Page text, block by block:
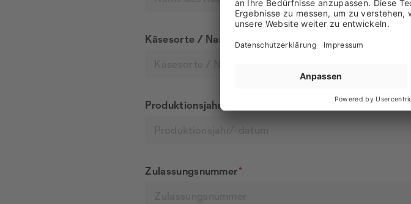
Käsesorte / Name
Produktionsjahr/-datum
Zulassungsnummer*